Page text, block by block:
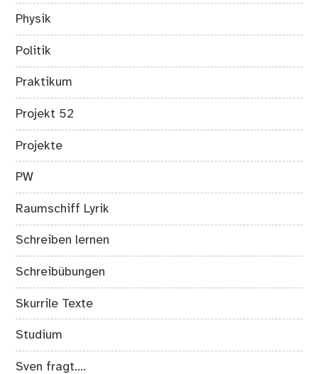
Physik
Politik
Praktikum
Projekt 52
Projekte
PW
Raumschiff Lyrik
Schreiben lernen
Schreibübungen
Skurrile Texte
Studium
Sven fragt….